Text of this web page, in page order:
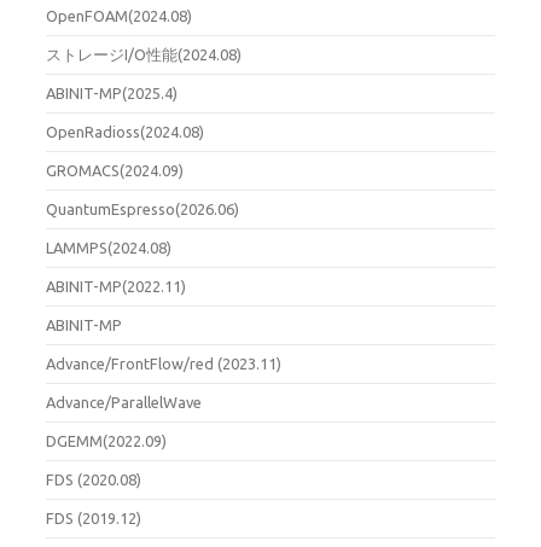
OpenFOAM(2024.08)
ストレージI/O性能(2024.08)
ABINIT-MP(2025.4)
OpenRadioss(2024.08)
GROMACS(2024.09)
QuantumEspresso(2026.06)
LAMMPS(2024.08)
ABINIT-MP(2022.11)
ABINIT-MP
Advance/FrontFlow/red (2023.11)
Advance/ParallelWave
DGEMM(2022.09)
FDS (2020.08)
FDS (2019.12)